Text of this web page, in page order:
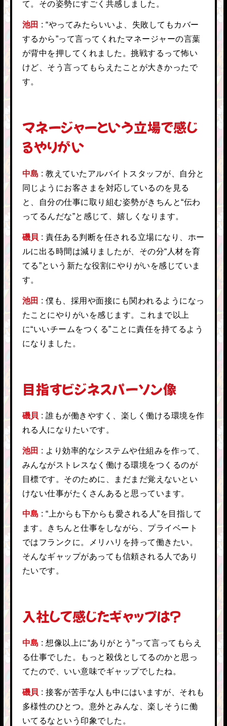
て。その姿勢にすごく共感しました。
池田
“やってみたらいいよ、失敗してもカバー
するから”って言ってくれたマネージャーの言葉
が背中を押してくれました。挑戦するって怖い
けど、そう言ってもらえたことが大きかったで
す。
マネージャーという立場で感じ
るやりがい
中島
教えていたアルバイトスタッフが、自分と
同じようにお客さまを対応しているのを見る
と、自分の仕事に取り組む姿勢がきちんと“伝わ
ってるんだな”と感じて、嬉しくなります。
磯貝
責任ある判断を任される立場になり、ホー
ルに出る時間は減りましたが、その分“人材を育
てる”という新たな役割にやりがいを感じていま
す。
池田
僕も、採用や面接にも関われるようになっ
たことにやりがいを感じます。これまで以上
に“いいチームをつくる”ことに責任を持てるよう
になりました。
目指すビジネスパーソン像
磯貝
誰もが働きやすく、楽しく働ける環境を作
れる人になりたいです。
池田
より効率的なシステムや仕組みを作って、
みんながストレスなく働ける環境をつくるのが
目標です。そのために、まだまだ覚えないとい
けない仕事がたくさんあると思っています。
中島
“上からも下からも愛される人”を目指して
ます。きちんと仕事をしながら、プライベート
ではフランクに。メリハリを持って働きたい。
そんなギャップがあっても信頼される人であり
たいです。
入社して感じたギャップは？
中島
想像以上に“ありがとう”って言ってもらえ
る仕事でした。もっと殺伐としてるのかと思っ
てたので、いい意味でギャップでしたね。
磯貝
接客が苦手な人も中にはいますが、それも
多様性のひとつ。意外とみんな、楽しそうに働
いてるなという印象でした。